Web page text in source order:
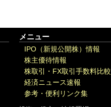
メニュー
IPO（新規公開株）情報
株主優待情報
株取引・FX取引手数料比較
経済ニュース速報
参考・便利リンク集